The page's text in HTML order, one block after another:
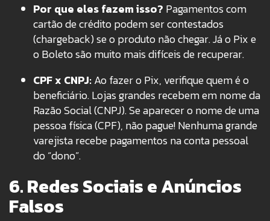
Por que eles fazem isso? Pagamentos com
cartão de crédito podem ser contestados
(chargeback) se o produto não chegar. Já o Pix e
o Boleto são muito mais difíceis de recuperar.
CPF x CNPJ:Ao fazer o Pix, verifique quem é o
beneficiário. Lojas grandes recebem em nome da
Razão Social (CNPJ). Se aparecer o nome de uma
pessoa física (CPF), não pague! Nenhuma grande
varejista recebe pagamentos na conta pessoal
do “dono”.
6. Redes Sociais e Anúncios
Falsos